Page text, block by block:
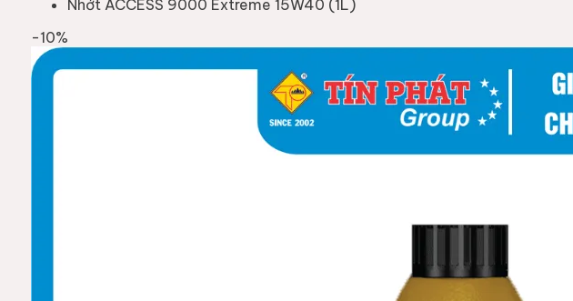
Nhớt ACCESS 9000 Extreme 15W40 (1L)
-10%